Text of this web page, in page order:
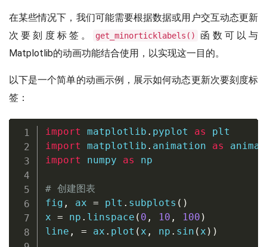
在某些情况下，我们可能需要根据数据或用户交互动态更新
次要刻度标签。
get_minorticklabels()
函数可以与
Matplotlib的动画功能结合使用，以实现这一目的。
以下是一个简单的动画示例，展示如何动态更新次要刻度标
签：
import matplotlib . pyplot as
import matplotlib . animation as
import numpy as np
# 创建图表
fig , ax = plt . subplots ( )
x = np . linspace ( 0 , 10 , 100 )
line , = ax . plot ( x , np . sin ( x ) )